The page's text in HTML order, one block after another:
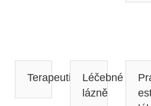
Terapeuti
Léčebné
lázně